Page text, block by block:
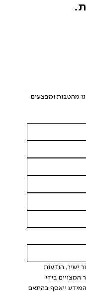
הצטרפו חינם למועדון הלקוחות שלנו ותהנו מהטבות ומבצעים
אני מאשר/ת ומסכימ/ה לקבלת דיוור ישיר, הודעות
החברה ובכלל זה דוא"ל SMS ועוד. המידע ייאסף בהתאם